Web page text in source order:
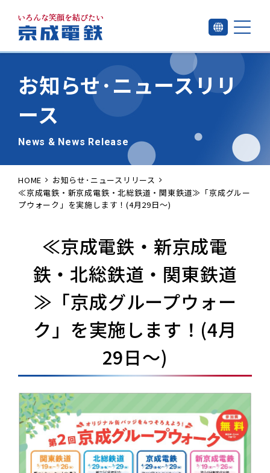
お知らせ･ニュースリリ
ース
News & News Release
HOME
お知らせ･ニュースリリース
≪京成電鉄・新京成電鉄・北総鉄道・関東鉄道≫「京成グルー
プウォーク」を実施します！(4月29日～)
≪京成電鉄・新京成電
鉄・北総鉄道・関東鉄道
≫「京成グループウォー
ク」を実施します！(4月
29日～)